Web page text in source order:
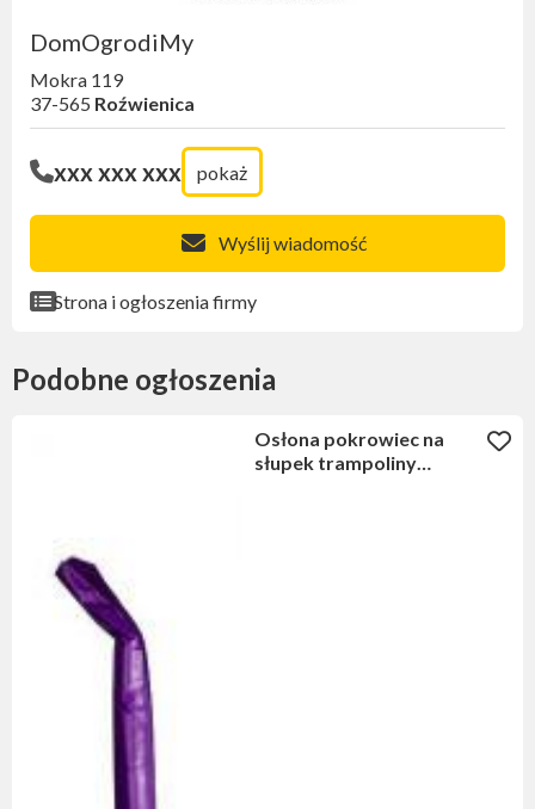
DomOgrodiMy
Mokra 119
37-565 Roźwienica
xxx xxx xxx pokaż
Wyślij wiadomość
Strona i ogłoszenia firmy
Podobne ogłoszenia
Osłona pokrowiec na
słupek trampoliny